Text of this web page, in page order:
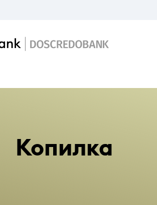
Копилка